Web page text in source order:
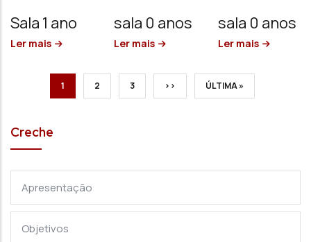
Sala 1 ano
Ler mais
sala 0 anos
Ler mais
sala 0 anos
Ler mais
PÁGINA ATUAL
1 PAGE
2 PAGE
3 PRÓXIMA PÁGINA
›› ÚLTIMA PÁGINA
ÚLTIMA »
Creche
Apresentação
Objetivos